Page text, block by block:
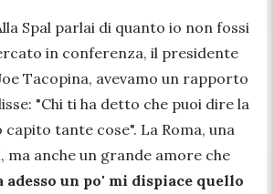
Spal parlai di quanto io non fossi
in conferenza, il presidente
Tacopina, avevamo un rapporto
"Chi ti ha detto che puoi dire la
capito tante cose". La Roma, una
ma anche un grande amore che
adesso un po' mi dispiace quello